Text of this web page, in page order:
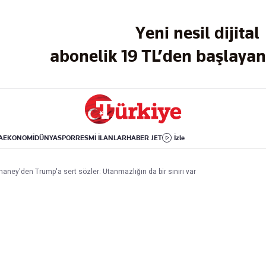
Yeni nesil dijital
abonelik 19 TL’den
EKONOMİDÜNYASPORRESMİ İLANLARHABER JET İzle
İsrail-Gazze
Yemek
Aktüel
Sinema
Kitap
Trump'a sert sözler: Utanmazlığın da bir sınırı var